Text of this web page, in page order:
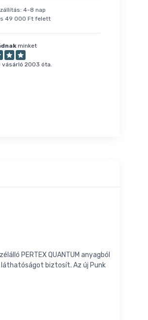
4-8 nap
49 000 Ft felett
minket
vásárló 2003 óta.
PERTEX QUANTUM anyagból
biztosít. Az új Punk